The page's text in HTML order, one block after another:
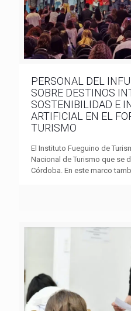
PERSONAL DEL
SOBRE DESTINOS
SOSTENIBILIDAD E
ARTIFICIAL EN EL
TURISMO
El Instituto Fueguino de
Nacional de Turismo que se
Córdoba. En este marco